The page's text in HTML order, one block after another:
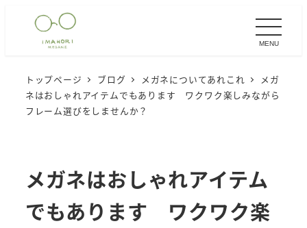
MENU
トップページ ブログ メガネについてあれこれ
メガ
ネはおしゃれアイテムでもあります ワクワク楽しみながら
フレーム選びをしませんか？
メガネはおしゃれアイテム
でもあります ワクワク楽